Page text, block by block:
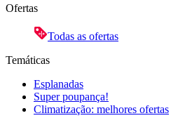
Ofertas
Todas as ofertas
Temáticas
Esplanadas
Super poupança!
Climatização: melhores ofertas